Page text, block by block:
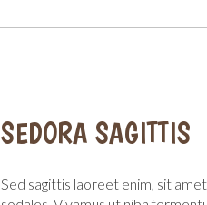
SEDORA SAGITTIS
Sed sagittis laoreet enim, sit